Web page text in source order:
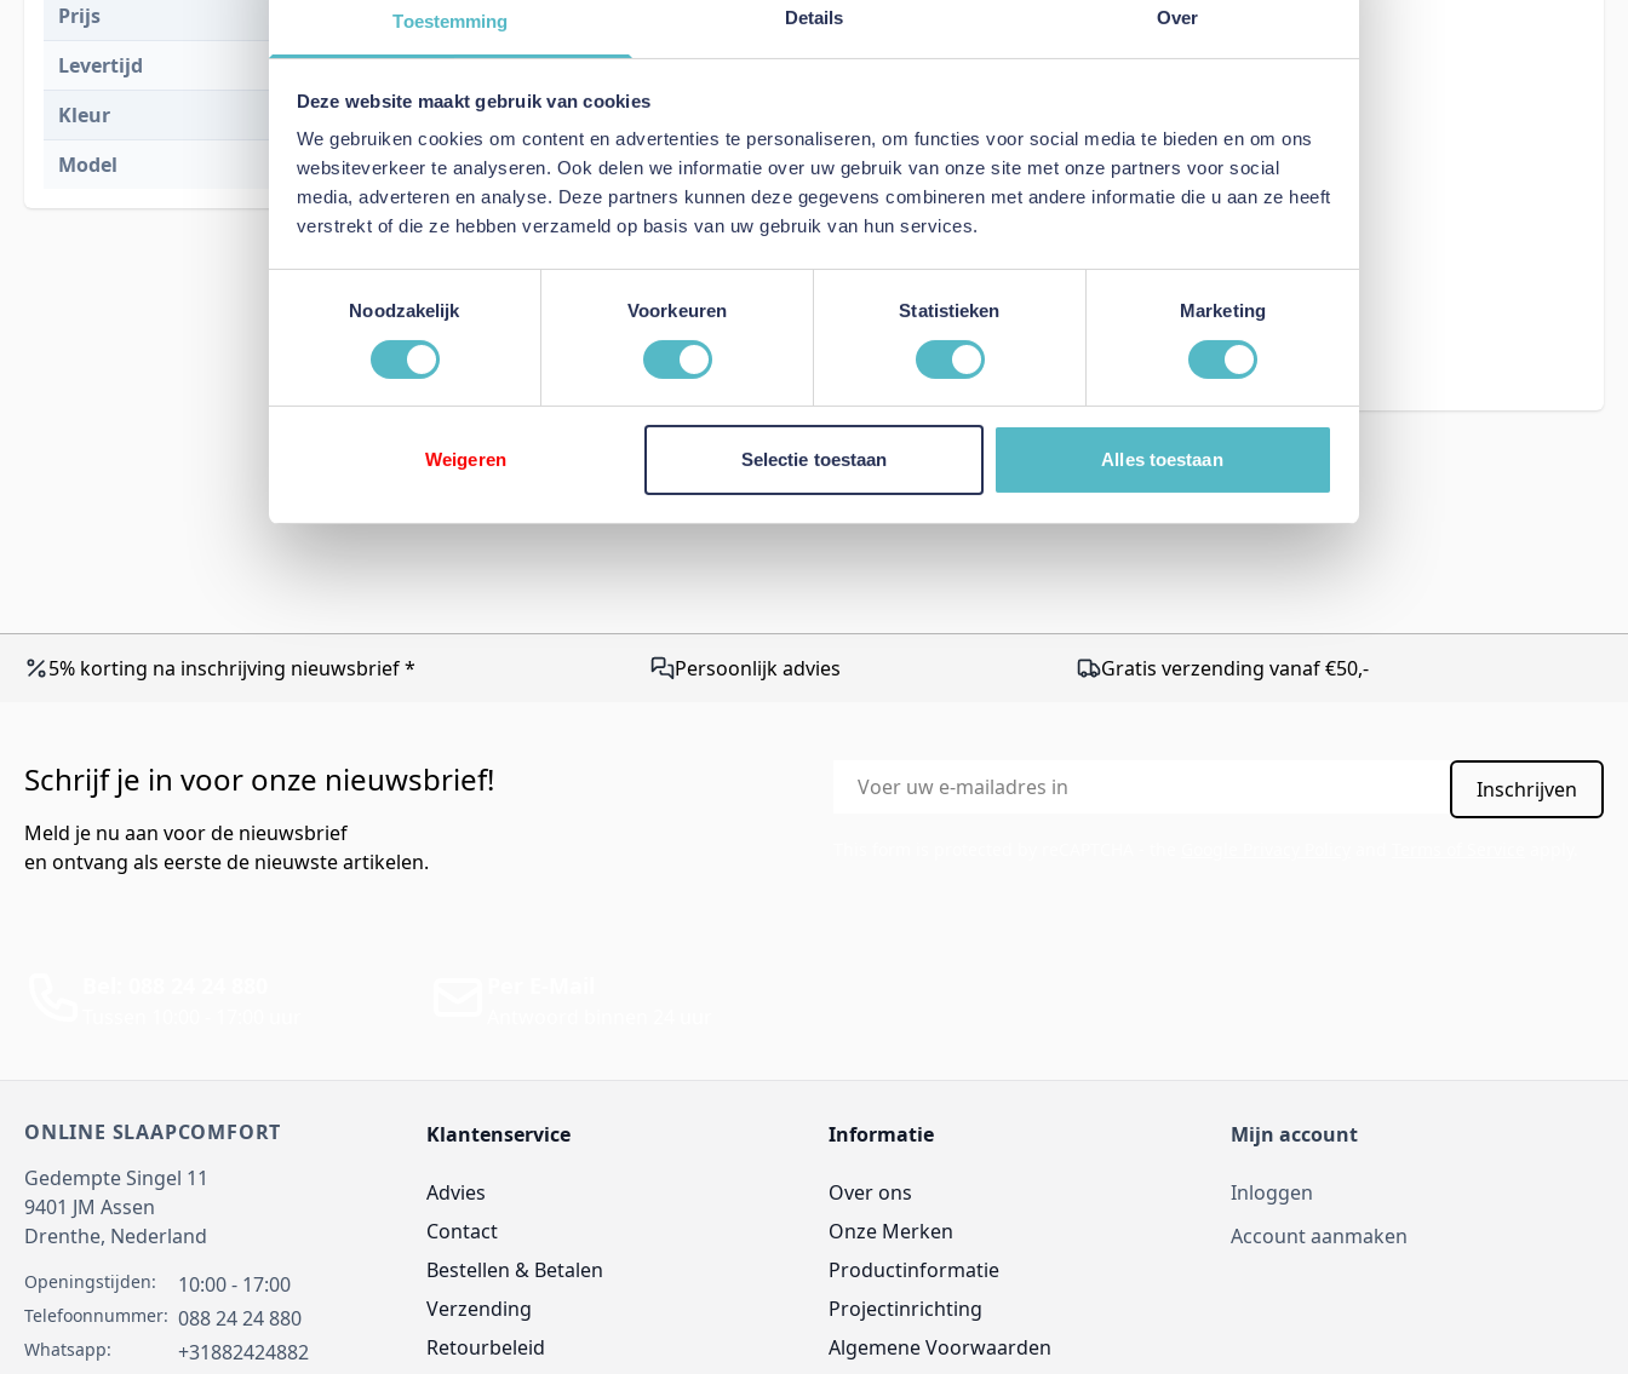
Toestemming Details Over
Deze website maakt gebruik van cookies
We gebruiken cookies om content en advertenties te personaliseren, om functies voor social media te bieden en om ons
websiteverkeer te analyseren. Ook delen we informatie over uw gebruik van onze site met onze partners voor social
media, adverteren en analyse. Deze partners kunnen deze gegevens combineren met andere informatie die u aan ze heeft
verstrekt of die ze hebben verzameld op basis van uw gebruik van hun services.
Noodzakelijk
Voorkeuren Statistieken Marketing
Weigeren Selectie toestaan Alles toestaan
Prijs
€ 2.875,00
Levertijd
15 weken
Kleur
518 Elegance Green
Model
Cosial 180 Sofa Bed
This form is protected by reCAPTCHA - the
5% korting na inschrijving nieuwsbrief * Persoonlijk advies Gratis verzending vanaf €50,-
Schrijf je in voor onze nieuwsbrief!
Meld je nu aan voor de nieuwsbrief
en ontvang als eerste de nieuwste artikelen.
E-mailadres
Inschrijven
ONLINE SLAAPCOMFORT
Gedempte Singel 11
9401 JM Assen
Drenthe, Nederland
Openingstijden: 10:00 - 17:00
Telefoonnummer: 088 24 24 880
Whatsapp: +31882424882
Klantenservice
Advies
Contact
Bestellen & Betalen
Verzending
Retourbeleid
Informatie
Over ons
Onze Merken
Productinformatie
Projectinrichting
Algemene Voorwaarden
Mijn account
Inloggen
Account aanmaken